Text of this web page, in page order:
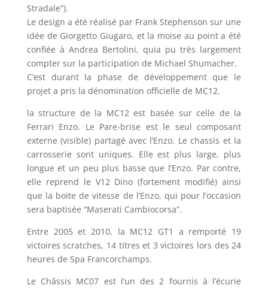
Stradale”).
Le design a été réalisé par Frank Stephenson sur une
idée de Giorgetto Giugaro, et la moise au point a été
confiée à Andrea Bertolini, quia pu très largement
compter sur la participation de Michael Shumacher.
C’est durant la phase de développement que le
projet a pris la dénomination officielle de MC12.
la structure de la MC12 est basée sur celle de la
Ferrari Enzo. Le Pare-brise est le seul composant
externe (visible) partagé avec l’Enzo. Le chassis et la
carrosserie sont uniques. Elle est plus large, plus
longue et un peu plus basse que l’Enzo. Par contre,
elle reprend le V12 Dino (fortement modifié) ainsi
que la boite de vitesse de l’Enzo, qui pour l’occasion
sera baptisée “Maserati Cambiocorsa”.
Entre 2005 et 2010, la MC12 GT1 a remporté 19
victoires scratches, 14 titres et 3 victoires lors des 24
heures de Spa Francorchamps.
Le Châssis MC07 est l’un des 2 fournis à l’écurie